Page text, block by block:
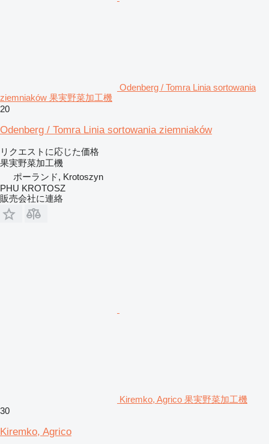
Odenberg / Tomra Linia sortowania
ziemniaków 果実野菜加工機
20
Odenberg / Tomra Linia sortowania ziemniaków
リクエストに応じた価格
果実野菜加工機
ポーランド, Krotoszyn
PHU KROTOSZ
販売会社に連絡
Kiremko, Agrico 果実野菜加工機
30
Kiremko, Agrico